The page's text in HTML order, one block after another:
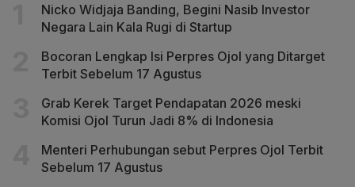
Nicko Widjaja Banding, Begini Nasib Investor
Negara Lain Kala Rugi di Startup
Bocoran Lengkap Isi Perpres Ojol yang Ditarget
Terbit Sebelum 17 Agustus
Grab Kerek Target Pendapatan 2026 meski
Komisi Ojol Turun Jadi 8% di Indonesia
Menteri Perhubungan sebut Perpres Ojol Terbit
Sebelum 17 Agustus